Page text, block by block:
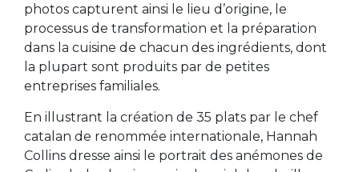
photos capturent ainsi le lieu d’origine, le
processus de transformation et la préparation
dans la cuisine de chacun des ingrédients, dont
la plupart sont produits par de petites
entreprises familiales.
En illustrant la création de 35 plats par le chef
catalan de renommée internationale, Hannah
Collins dresse ainsi le portrait des anémones de